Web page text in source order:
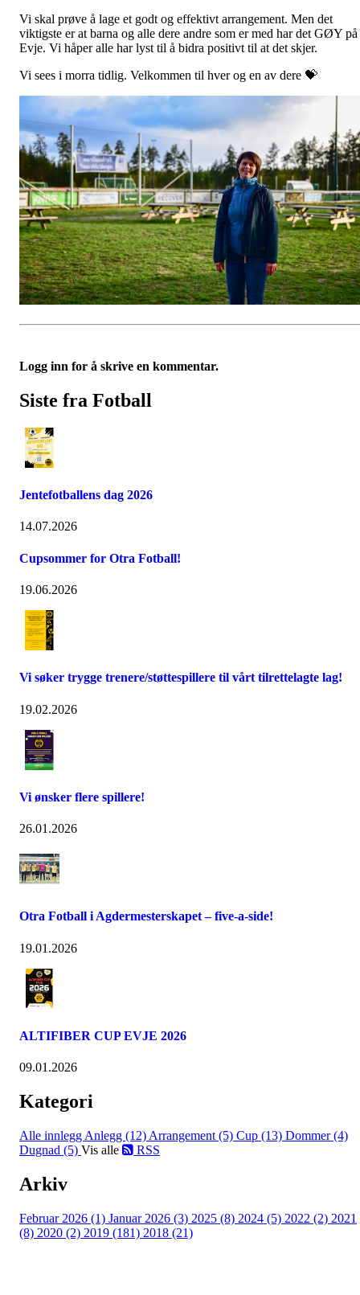
Vi skal prøve å lage et godt og effektivt arrangement. Men det
viktigste er at barna og alle dere andre som er med har det GØY på
Evje. Vi håper alle har lyst til å bidra positivt til at det skjer.
Vi sees i morra tidlig. Velkommen til hver og en av dere 💝
Logg inn for å skrive en kommentar.
Siste fra Fotball
Jentefotballens dag 2026
14.07.2026
Cupsommer for Otra Fotball!
19.06.2026
Vi søker trygge trenere/støttespillere til vårt tilrettelagte lag!
19.02.2026
Vi ønsker flere spillere!
26.01.2026
Otra Fotball i Agdermesterskapet – five-a-side!
19.01.2026
ALTIFIBER CUP EVJE 2026
09.01.2026
Kategori
Alle innlegg Anlegg (12) Arrangement (5) Cup (13) Dommer (4)
Dugnad (5) Vis alle RSS
Arkiv
Februar 2026 (1) Januar 2026 (3) 2025 (8) 2024 (5) 2022 (2) 2021
(8) 2020 (2) 2019 (181) 2018 (21)